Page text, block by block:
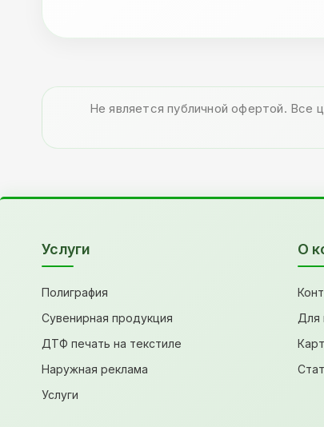
Не является публичной офертой. Все
Услуги
Полиграфия
Сувенирная продукция
ДТФ печать на текстиле
Наружная реклама
Услуги
О
Для